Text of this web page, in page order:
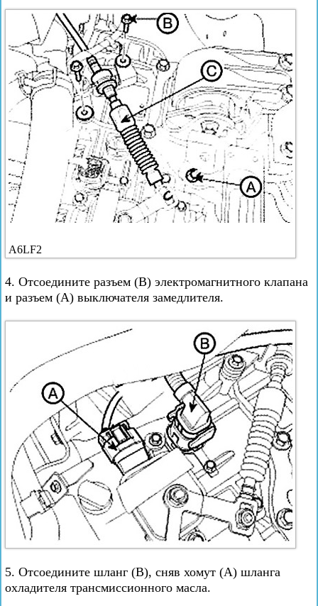
A6LF2
4. Отсоедините разъем (В) электромагнитного клапана
и разъем (А) выключателя замедлителя.
5. Отсоедините шланг (В), сняв хомут (А) шланга
охладителя трансмиссионного масла.